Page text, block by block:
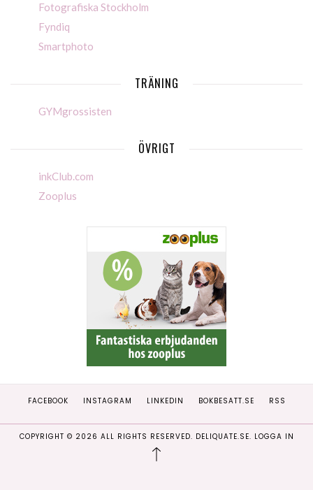
Fotografiska Stockholm
Fyndiq
Smartphoto
TRÄNING
GYMgrossisten
ÖVRIGT
inkClub.com
Zooplus
FACEBOOK INSTAGRAM LINKEDIN BOKBESATT.SE RSS
COPYRIGHT © 2026 ALL RIGHTS RESERVED. DELIQUATE.SE. LOGGA IN